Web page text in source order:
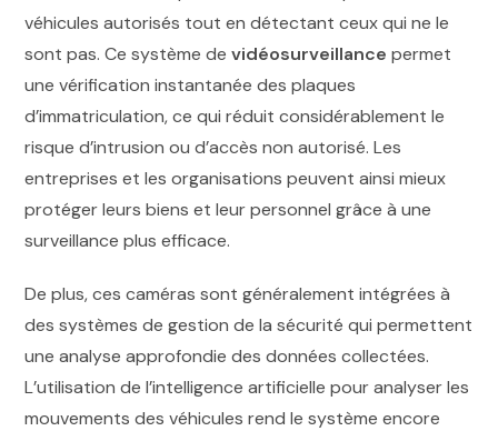
véhicules autorisés tout en détectant ceux qui ne le
sont pas. Ce système devidéosurveillance permet
une vérification instantanée des plaques
d’immatriculation, ce qui réduit considérablement le
risque d’intrusion ou d’accès non autorisé. Les
entreprises et les organisations peuvent ainsi mieux
protéger leurs biens et leur personnel grâce à une
surveillance plus efficace.
De plus, ces caméras sont généralement intégrées à
des systèmes de gestion de la sécurité qui permettent
une analyse approfondie des données collectées.
L’utilisation de l’intelligence artificielle pour analyser les
mouvements des véhicules rend le système encore